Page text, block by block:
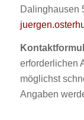
Dalinghausen
erforderlichen
möglichst
Angaben